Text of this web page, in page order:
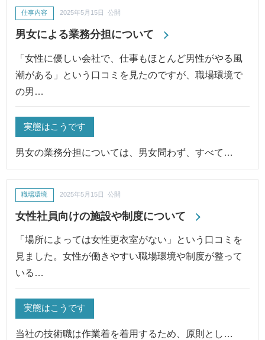
男女による業務分担について
仕事内容 2025年5月15日 公開
「女性に優しい会社で、仕事もほとんど男性がやる風
潮がある」という口コミを見たのですが、職場環境で
の男…
実態はこうです
男女の業務分担については、男女問わず、すべて…
女性社員向けの施設や制度について
職場環境 2025年5月15日 公開
「場所によっては女性更衣室がない」という口コミを
見ました。女性が働きやすい職場環境や制度が整って
いる…
実態はこうです
当社の技術職は作業着を着用するため、原則とし…